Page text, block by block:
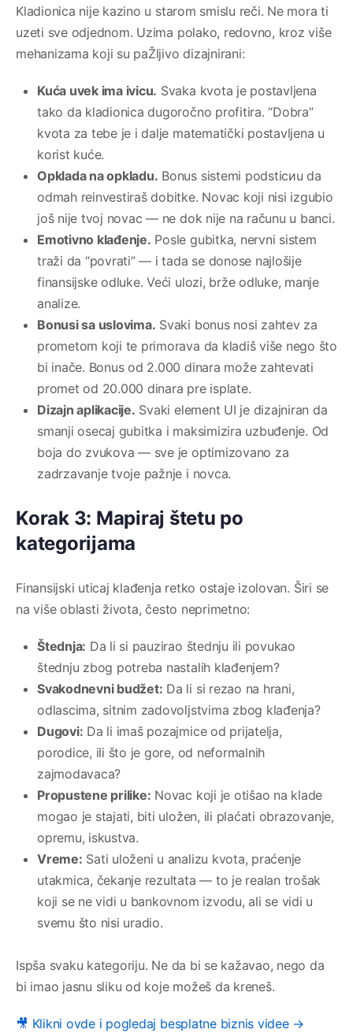
Kladionica nije kazino u starom smislu reči. Ne mora ti
uzeti sve odjednom. Uzima polako, redovno, kroz više
mehanizama koji su paŽljivo dizajnirani:
Kuća uvek ima ivicu. Svaka kvota je postavljena
tako da kladionica dugoročno profitira. “Dobra”
kvota za tebe je i dalje matematički postavljena u
korist kuće.
Opklada na opkladu. Bonus sistemi podsticиu da
odmah reinvestiraš dobitke. Novac koji nisi izgubio
još nije tvoj novac — ne dok nije na računu u banci.
Emotivno klađenje. Posle gubitka, nervni sistem
traži da “povrati” — i tada se donose najlošije
finansijske odluke. Veći ulozi, brže odluke, manje
analize.
Bonusi sa uslovima. Svaki bonus nosi zahtev za
prometom koji te primorava da kladiš više nego što
bi inače. Bonus od 2.000 dinara može zahtevati
promet od 20.000 dinara pre isplate.
Dizajn aplikacije. Svaki element UI je dizajniran da
smanji osecaj gubitka i maksimizira uzbuđenje. Od
boja do zvukova — sve je optimizovano za
zadrzavanje tvoje pažnje i novca.
Korak 3: Mapiraj štetu po
kategorijama
Finansijski uticaj klađenja retko ostaje izolovan. Širi se
na više oblasti života, često neprimetno:
Štednja: Da li si pauzirao štednju ili povukao
štednju zbog potreba nastalih klađenjem?
Svakodnevni budžet: Da li si rezao na hrani,
odlascima, sitnim zadovoljstvima zbog klađenja?
Dugovi: Da li imaš pozajmice od prijatelja,
porodice, ili što je gore, od neformalnih
zajmodavaca?
Propustene prilike: Novac koji je otišao na klade
mogao je stajati, biti uložen, ili plaćati obrazovanje,
opremu, iskustva.
Vreme: Sati uloženi u analizu kvota, praćenje
utakmica, čekanje rezultata — to je realan trošak
koji se ne vidi u bankovnom izvodu, ali se vidi u
svemu što nisi uradio.
Ispšа svaku kategoriju. Ne da bi se kažavao, nego da
bi imao jasnu sliku od koje možeš da kreneš.
🎥 Klikni ovde i pogledaj besplatne biznis videe →